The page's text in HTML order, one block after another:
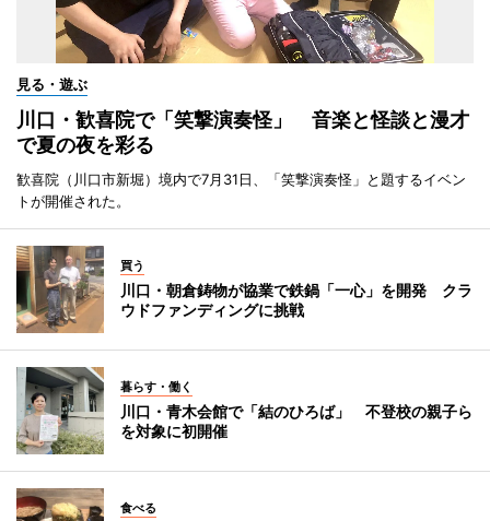
見る・遊ぶ
川口・歓喜院で「笑撃演奏怪」 音楽と怪談と漫才
で夏の夜を彩る
歓喜院（川口市新堀）境内で7月31日、「笑撃演奏怪」と題するイベン
トが開催された。
買う
川口・朝倉鋳物が協業で鉄鍋「一心」を開発 クラ
ウドファンディングに挑戦
暮らす・働く
川口・青木会館で「結のひろば」 不登校の親子ら
を対象に初開催
食べる